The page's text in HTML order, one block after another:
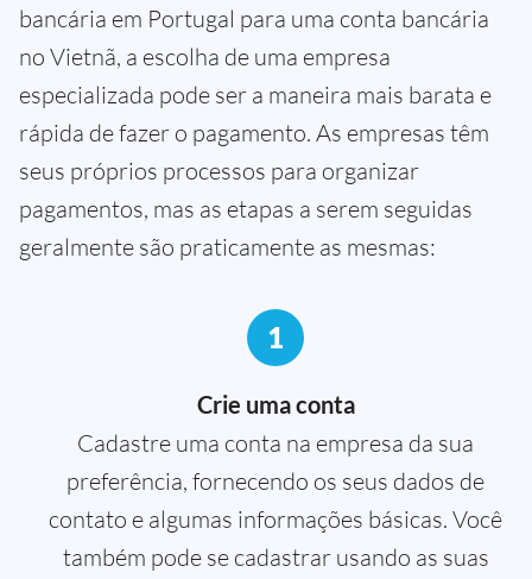
bancária em Portugal para uma conta bancária
no Vietnã, a escolha de uma empresa
especializada pode ser a maneira mais barata e
rápida de fazer o pagamento. As empresas têm
seus próprios processos para organizar
pagamentos, mas as etapas a serem seguidas
geralmente são praticamente as mesmas:
1
Crie uma conta
Cadastre uma conta na empresa da sua
preferência, fornecendo os seus dados de
contato e algumas informações básicas. Você
também pode se cadastrar usando as suas